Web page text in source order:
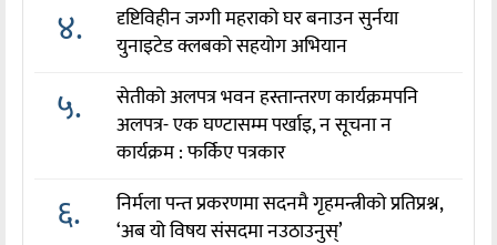
४.
दृष्टिविहीन जग्गी महराको घर बनाउन सुर्नया
युनाइटेड क्लबको सहयोग अभियान
५.
सेतीको अलपत्र भवन हस्तान्तरण कार्यक्रमपनि
अलपत्र- एक घण्टासम्म पर्खाइ, न सूचना न
कार्यक्रम : फर्किए पत्रकार
६.
निर्मला पन्त प्रकरणमा सदनमै गृहमन्त्रीको प्रतिप्रश्न,
‘अब यो विषय संसदमा नउठाउनुस्’